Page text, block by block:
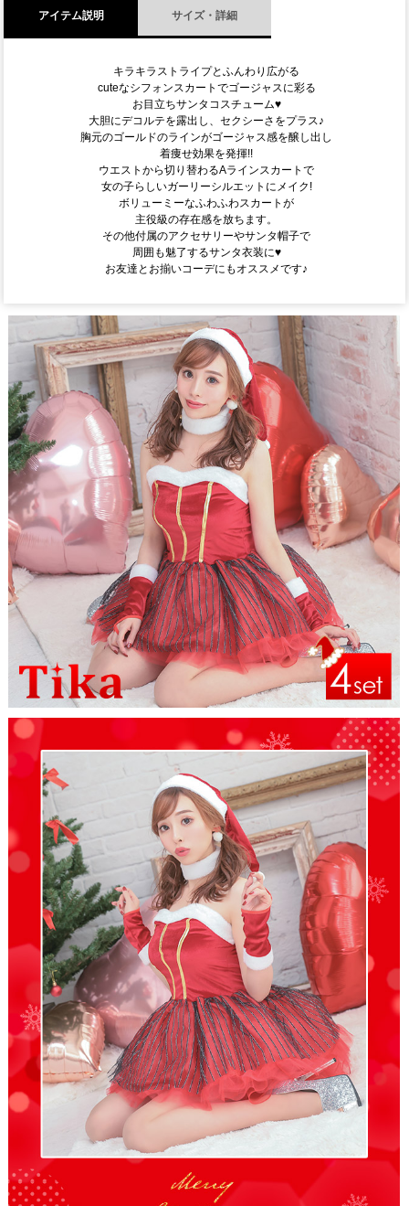
アイテム説明 サイズ・詳細
キラキラストライプとふんわり広がる
cuteなシフォンスカートでゴージャスに彩る
お目立ちサンタコスチューム♥
大胆にデコルテを露出し、セクシーさをプラス♪
胸元のゴールドのラインがゴージャス感を醸し出し
着痩せ効果を発揮!!
ウエストから切り替わるAラインスカートで
女の子らしいガーリーシルエットにメイク!
ボリューミーなふわふわスカートが
主役級の存在感を放ちます。
その他付属のアクセサリーやサンタ帽子で
周囲も魅了するサンタ衣装に♥
お友達とお揃いコーデにもオススメです♪